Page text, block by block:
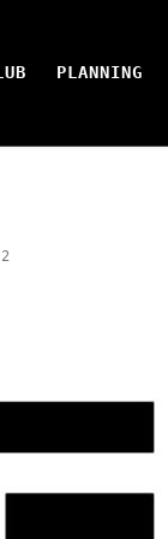
PLANNING